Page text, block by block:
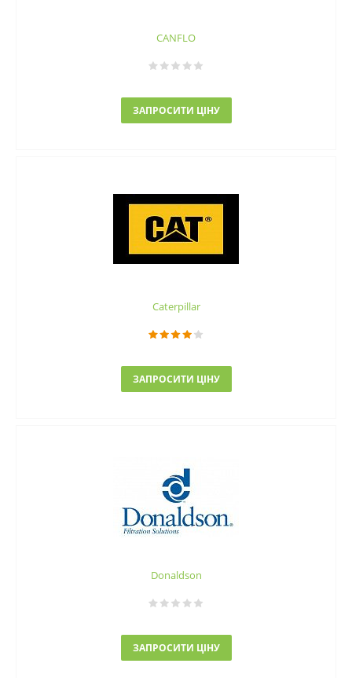
CANFLO
ЗАПРОСИТИ ЦІНУ
Caterpillar
ЗАПРОСИТИ ЦІНУ
Donaldson
ЗАПРОСИТИ ЦІНУ